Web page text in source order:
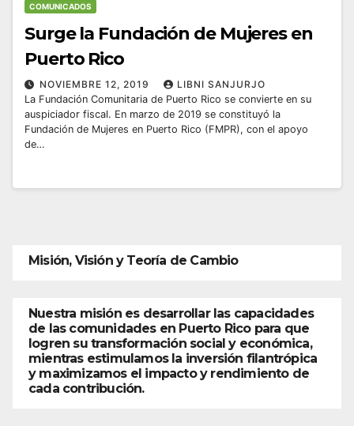
COMUNICADOS
Surge la Fundación de Mujeres en
Puerto Rico
NOVIEMBRE 12, 2019
LIBNI SANJURJO
La Fundación Comunitaria de Puerto Rico se convierte en su
auspiciador fiscal. En marzo de 2019 se constituyó la
Fundación de Mujeres en Puerto Rico (FMPR), con el apoyo
de…
Misión, Visión y Teoría de Cambio
Nuestra misión es desarrollar las capacidades
de las comunidades en Puerto Rico para que
logren su transformación social y económica,
mientras estimulamos la inversión filantrópica
y maximizamos el impacto y rendimiento de
cada contribución.